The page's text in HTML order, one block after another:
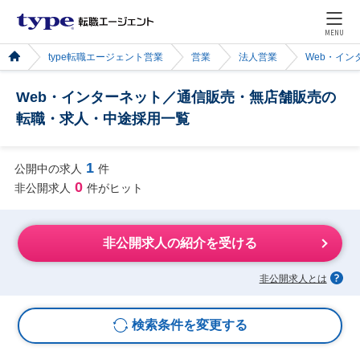
MENU
type転職エージェント営業 営業 法人営業 Web・イン
Web・インターネット／通信販売・無店舗販売の
転職・求人・中途採用一覧
公開中の求人 1 件
非公開求人 0 件がヒット
非公開求人の紹介を受ける
非公開求人とは
検索条件を変更する